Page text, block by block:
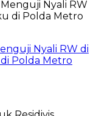
Nyali RW di
Polda Metro